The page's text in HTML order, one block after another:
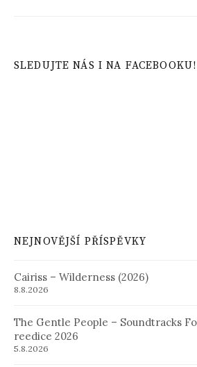
SLEDUJTE NÁS I NA FACEBOOKU!
NEJNOVĚJŠÍ PŘÍSPĚVKY
Cairiss – Wilderness (2026)
8.8.2026
The Gentle People – Soundtracks
reedice 2026
5.8.2026